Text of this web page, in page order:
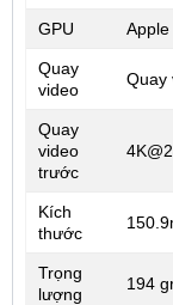
GPU Apple
Quay
video
Quay
Quay
video
trước
Kích
thước
Trọng
lượng
194